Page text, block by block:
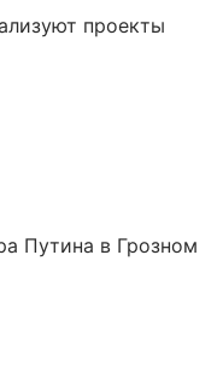
проекты
Путина в Грозном